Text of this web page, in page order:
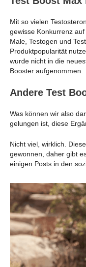
Mit so vielen
gewisse Konkurrenz
Male, Testogen und
Produktpopularität
wurde nicht in die
Booster aufgenommen.
Andere Test
Was können wir also
gelungen ist, diese
Nicht viel, wirklich.
gewonnen, daher gibt
einigen Posts in den